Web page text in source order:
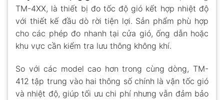
TM-4XX, là thiết bị đo tốc độ gió kết hợp nhiệt độ
với thiết kế đầu dò rời tiện lợi. Sản phẩm phù hợp
cho các phép đo nhanh tại cửa gió, ống dẫn hoặc
khu vực cần kiểm tra lưu thông không khí.
So với các model cao hơn trong cùng dòng, TM-
412 tập trung vào hai thông số chính là vận tốc gió
và nhiệt độ, giúp tối ưu chi phí nhưng vẫn đảm bảo